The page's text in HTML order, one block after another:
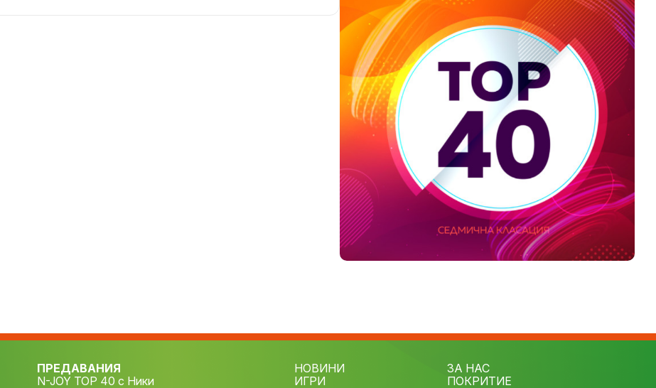
ПРЕДАВАНИЯ
N-JOY TOP 40 с Ники
НОВИНИ
ИГРИ
ЗА НАС
ПОКРИТИЕ